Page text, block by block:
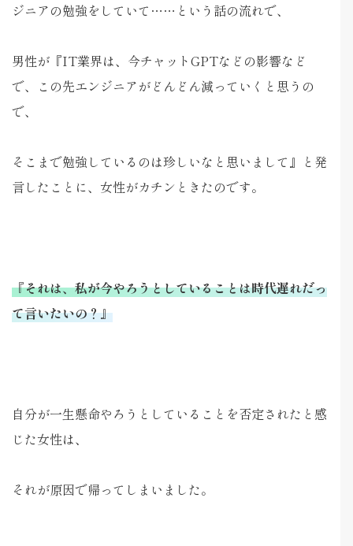
ジニアの勉強をしていて……という話の流れで、
男性が『IT業界は、今チャットGPTなどの影響など
で、この先エンジニアがどんどん減っていくと思うの
で、
そこまで勉強しているのは珍しいなと思いまして』と発
言したことに、女性がカチンときたのです。
『それは、私が今やろうとしていることは時代遅れだっ
て言いたいの？』
自分が一生懸命やろうとしていることを否定されたと感
じた女性は、
それが原因で帰ってしまいました。